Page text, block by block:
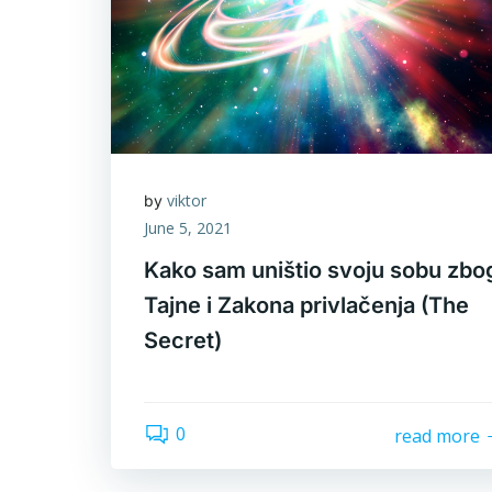
by viktor
June 5, 2021
Kako sam uništio svoju sobu
Tajne i Zakona privlačenja (The
Secret)
0 read more